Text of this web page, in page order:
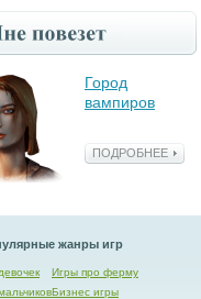
Город
вампиров
ПОДРОБНЕЕ
жанры игр
Игры про ферму
Бизнес игры